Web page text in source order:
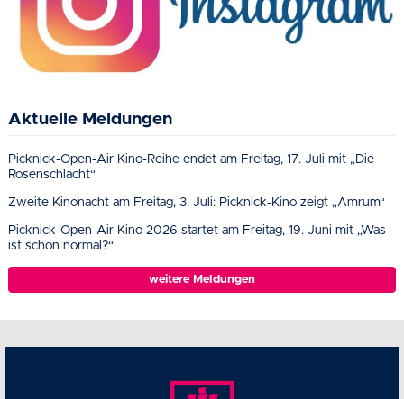
Aktuelle Meldungen
Picknick-Open-Air Kino-Reihe endet am Freitag, 17. Juli mit „Die
Rosenschlacht“
Zweite Kinonacht am Freitag, 3. Juli: Picknick-Kino zeigt „Amrum“
Picknick-Open-Air Kino 2026 startet am Freitag, 19. Juni mit „Was
ist schon normal?“
weitere Meldungen